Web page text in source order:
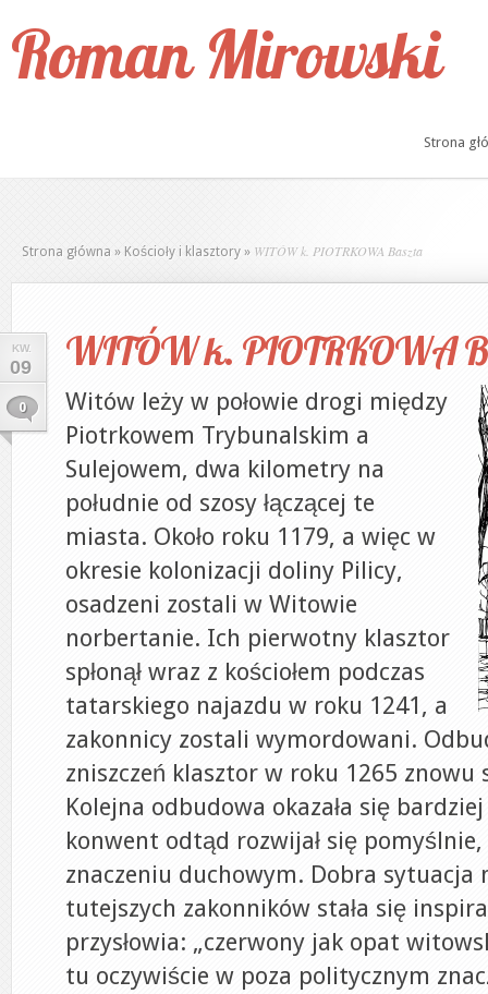
Roman Mirowski
Strona
Strona główna » Kościoły i klasztory » WITÓW k. PIOTRKOWA Baszta
KW.
09
0
WITÓW k. PIOTRKOWA
Witów leży w połowie drogi między
Piotrkowem Trybunalskim a
Sulejowem, dwa kilometry na
południe od szosy łączącej te
miasta. Około roku 1179, a więc w
okresie kolonizacji doliny Pilicy,
osadzeni zostali w Witowie
norbertanie. Ich pierwotny klasztor
spłonął wraz z kościołem podczas
tatarskiego najazdu w roku 1241, a
zakonnicy zostali wymordowani.
zniszczeń klasztor w roku 1265 znowu
Kolejna odbudowa okazała się
konwent odtąd rozwijał się
znaczeniu duchowym. Dobra sytuacja
tutejszych zakonników stała się
przysłowia: „czerwony jak opat
tu oczywiście w poza politycznym